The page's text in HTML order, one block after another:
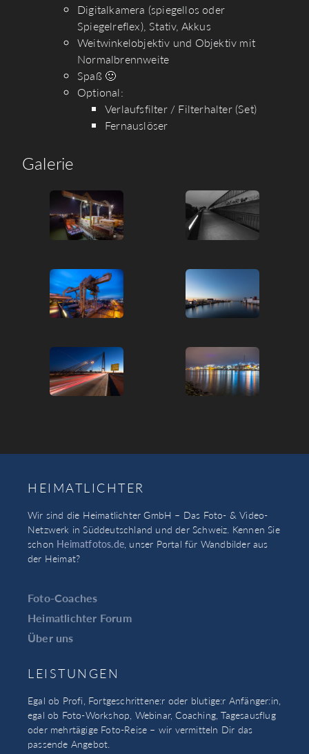
Digitalkamera (spiegellos oder
Spiegelreflex), Stativ, Akkus
Weitwinkelobjektiv und Objektiv mit
Normalbrennweite
Spaß 🙂
Optional:
Verlaufsfilter / Filterhalter (Set)
Fernauslöser
Galerie
HEIMATLICHTER
Wir sind die Heimatlichter GmbH – Das Foto- & Video-
Netzwerk in Süddeutschland und der Schweiz. Kennen Sie
schon Heimatfotos.de, unser Portal für Wandbilder aus
der Heimat?
Foto-Coaches
Heimatlichter Forum
Über uns
LEISTUNGEN
Egal ob Profi, Fortgeschrittene:r oder blutige:r Anfänger:in,
egal ob Foto-Workshop, Webinar, Coaching, Tagesausflug
oder mehrtägige Foto-Reise – wir vermitteln Dir das
passende Angebot.